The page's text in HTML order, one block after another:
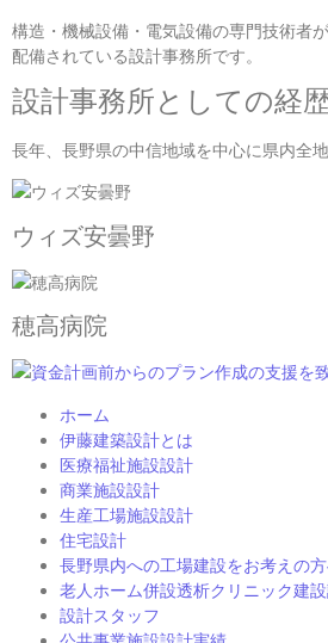
構造・機械設備・電気設備の専門技術者
配備されている設計事務所です。
設計事務所としての経
長年、長野県の中信地域を中心に県内全
ウィズ安曇野
穂高病院
ホーム
伊藤建築設計とは
医療福祉施設設計
商業施設設計
生産工場施設設計
住宅設計
長野県内への工場建設をお考えの
老人ホーム併設透析クリニック建
設計スタッフ